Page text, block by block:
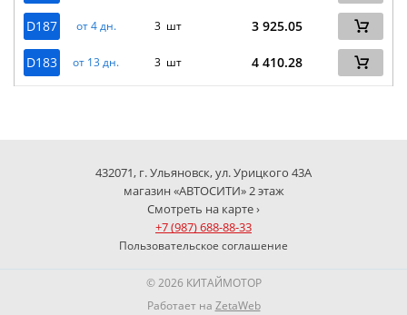
D187 от 4 дн. 3 шт 3 925.05
D183 от 13 дн. 3 шт 4 410.28
432071, г. Ульяновск, ул. Урицкого 43А
магазин «АВТОСИТИ» 2 этаж
Смотреть на карте ›
+7 (987) 688-88-33
Пользовательское соглашение
© 2026 КИТАЙМОТОР
Работает на ZetaWeb